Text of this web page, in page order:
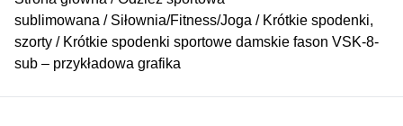
sublimowana / Siłownia/Fitness/Joga / Krótkie spodenki,
szorty / Krótkie spodenki sportowe damskie fason VSK-8-
sub – przykładowa grafika